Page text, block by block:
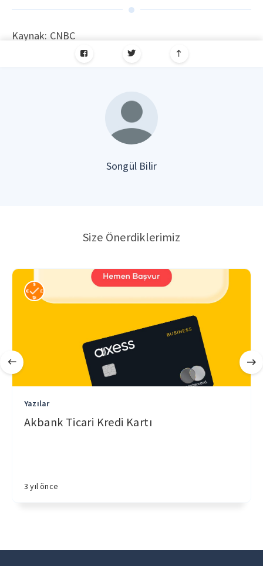
Kaynak: CNBC
Songül Bilir
Size Önerdiklerimiz
Yazılar
Akbank Ticari Kredi Kartı
3 yıl önce